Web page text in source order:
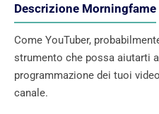
Descrizione Morningfame
Come YouTuber,
strumento che possa aiutarti
programmazione dei tuoi
canale.